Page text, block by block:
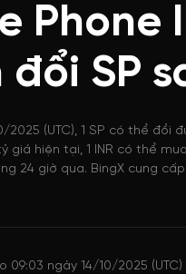
Phone
SP
2025 (UTC), 1 SP có thể đổi
giá hiện tại, 1 INR có thể
24 giờ qua. BingX cung
09:03 ngày 14/10/2025 (UTC)